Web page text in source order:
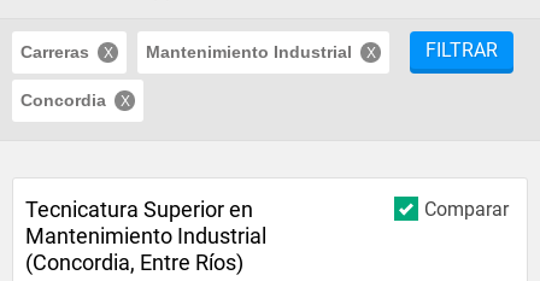
Carreras Mantenimiento Industrial
Concordia
FILTRAR
Comparar
Tecnicatura Superior en
Mantenimiento Industrial
(Concordia, Entre Ríos)